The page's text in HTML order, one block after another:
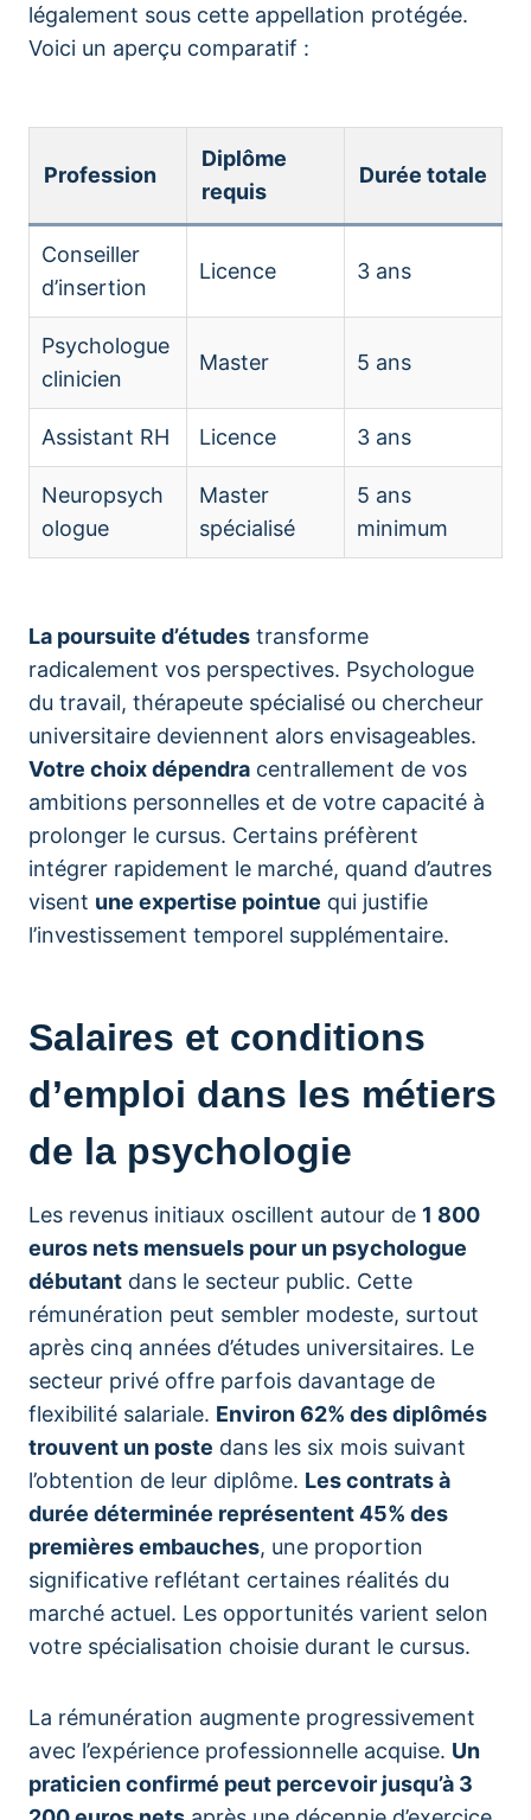
légalement sous cette appellation protégée.
Voici un aperçu comparatif :
Profession
Diplôme
requis
Durée totale
Conseiller
d’insertion
Licence 3 ans
Psychologue
clinicien
Master 5 ans
Assistant RH Licence 3 ans
Neuropsych
ologue
Master
spécialisé
5 ans
minimum
La poursuite d’études transforme
radicalement vos perspectives. Psychologue
du travail, thérapeute spécialisé ou chercheur
universitaire deviennent alors envisageables.
Votre choix dépendra centrallement de vos
ambitions personnelles et de votre capacité à
prolonger le cursus. Certains préfèrent
intégrer rapidement le marché, quand d’autres
visent une expertise pointue qui justifie
l’investissement temporel supplémentaire.
Salaires et conditions
d’emploi dans les métiers
de la psychologie
Les revenus initiaux oscillent autour de 1 800
euros nets mensuels pour un psychologue
débutant dans le secteur public. Cette
rémunération peut sembler modeste, surtout
après cinq années d’études universitaires. Le
secteur privé offre parfois davantage de
flexibilité salariale. Environ 62% des diplômés
trouvent un poste dans les six mois suivant
l’obtention de leur diplôme. Les contrats à
durée déterminée représentent 45% des
premières embauches, une proportion
significative reflétant certaines réalités du
marché actuel. Les opportunités varient selon
votre spécialisation choisie durant le cursus.
La rémunération augmente progressivement
avec l’expérience professionnelle acquise. Un
praticien confirmé peut percevoir jusqu’à 3